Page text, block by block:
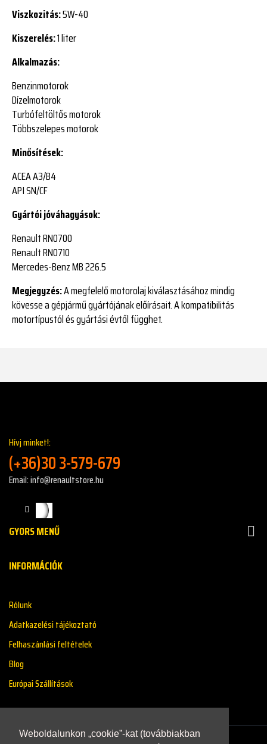
Weboldalunkon „cookie”-kat (továbbiakban
Viszkozitás:5W-40
Kiszerelés:1 liter
Alkalmazás:
Benzinmotorok
Dízelmotorok
Turbófeltöltős motorok
Többszelepes motorok
Minősítések:
ACEA A3/B4
API SN/CF
Gyártói jóváhagyások:
Renault RN0700
Renault RN0710
Mercedes-Benz MB 226.5
Megjegyzés:A megfelelő motorolaj kiválasztásához mindig
kövesse a gépjármű gyártójának előírásait. A kompatibilitás
motortípustól és gyártási évtől függhet.
Hívj minket!:
(+36)30 3-579-679
Email: info@renaultstore.hu
GYORS MENŰ 
INFORMÁCIÓK
Rólunk
Adatkazelési tájékoztató
Felhaszánlási feltételek
Blog
Európai Szállítások